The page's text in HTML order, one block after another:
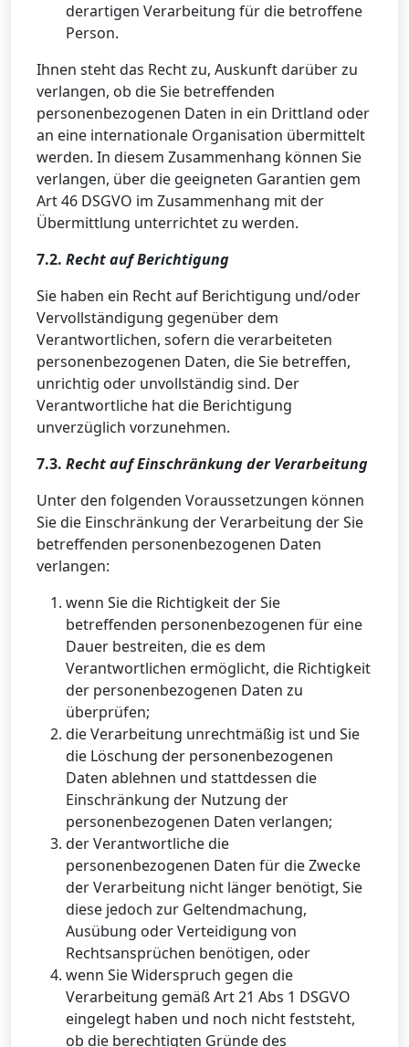
derartigen Verarbeitung für die betroffene
Person.
Ihnen steht das Recht zu, Auskunft darüber zu
verlangen, ob die Sie betreffenden
personenbezogenen Daten in ein Drittland oder
an eine internationale Organisation übermittelt
werden. In diesem Zusammenhang können Sie
verlangen, über die geeigneten Garantien gem
Art 46 DSGVO im Zusammenhang mit der
Übermittlung unterrichtet zu werden.
7.2. Recht auf Berichtigung
Sie haben ein Recht auf Berichtigung und/oder
Vervollständigung gegenüber dem
Verantwortlichen, sofern die verarbeiteten
personenbezogenen Daten, die Sie betreffen,
unrichtig oder unvollständig sind. Der
Verantwortliche hat die Berichtigung
unverzüglich vorzunehmen.
7.3. Recht auf Einschränkung der Verarbeitung
Unter den folgenden Voraussetzungen können
Sie die Einschränkung der Verarbeitung der Sie
betreffenden personenbezogenen Daten
verlangen:
wenn Sie die Richtigkeit der Sie
betreffenden personenbezogenen für eine
Dauer bestreiten, die es dem
Verantwortlichen ermöglicht, die Richtigkeit
der personenbezogenen Daten zu
überprüfen;
die Verarbeitung unrechtmäßig ist und Sie
die Löschung der personenbezogenen
Daten ablehnen und stattdessen die
Einschränkung der Nutzung der
personenbezogenen Daten verlangen;
der Verantwortliche die
personenbezogenen Daten für die Zwecke
der Verarbeitung nicht länger benötigt, Sie
diese jedoch zur Geltendmachung,
Ausübung oder Verteidigung von
Rechtsansprüchen benötigen, oder
wenn Sie Widerspruch gegen die
Verarbeitung gemäß Art 21 Abs 1 DSGVO
eingelegt haben und noch nicht feststeht,
ob die berechtigten Gründe des